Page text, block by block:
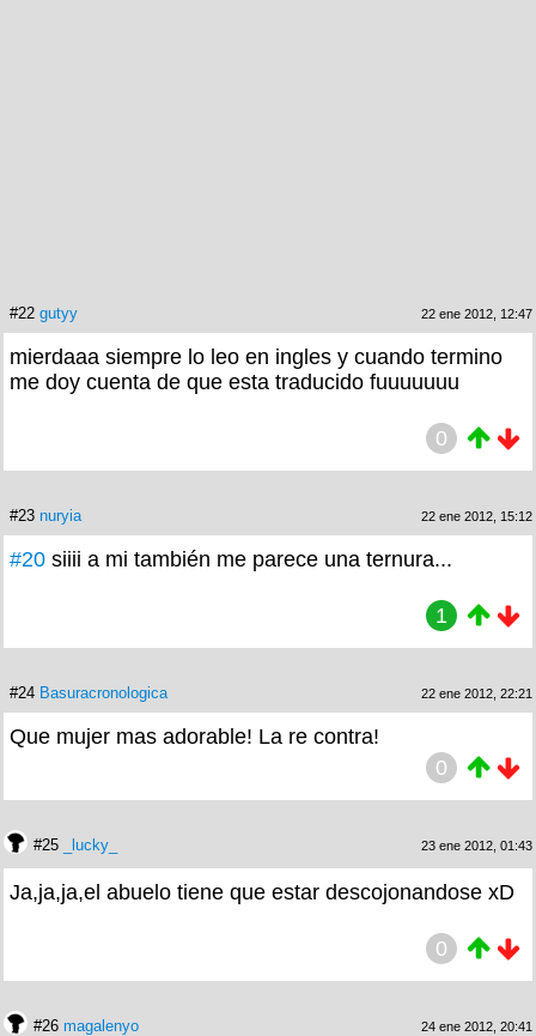
#22 gutyy 22 ene 2012, 12:47
mierdaaa siempre lo leo en ingles y cuando termino
me doy cuenta de que esta traducido fuuuuuuu
0
#23 nuryia 22 ene 2012, 15:12
#20 siiii a mi también me parece una ternura...
1
#24 Basuracronologica 22 ene 2012, 22:21
Que mujer mas adorable! La re contra!
0
#25 _lucky_ 23 ene 2012, 01:43
Ja,ja,ja,el abuelo tiene que estar descojonandose xD
0
#26 magalenyo 24 ene 2012, 20:41